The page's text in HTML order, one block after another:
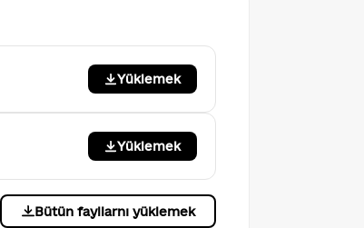
Yüklemek
Yüklemek
Bütün fayllarnı yüklemek